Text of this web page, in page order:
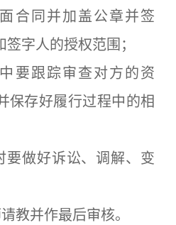
同并加盖公章并签
字人的授权范围；
跟踪审查对方的资
保存好履行过程中的相
做好诉讼、调解、变
并作最后审核。